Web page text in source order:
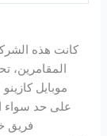
كانت هذه
المقامرين،
موبايل
على حد سواء
فريق